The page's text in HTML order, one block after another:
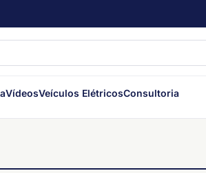
VídeosVeículos ElétricosConsultoria